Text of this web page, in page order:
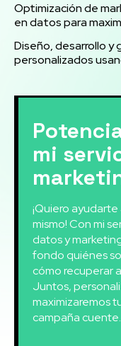
Optimización de
en datos para
Diseño, desarrollo
personalizados
mi
¡Quiero
mismo! Con mi
datos y
fondo quiénes
cómo recuperar
Juntos,
maximizaremos
campaña cuente.